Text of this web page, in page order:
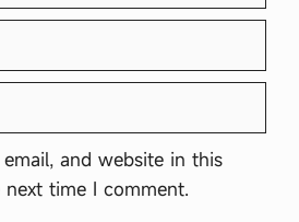
and website in this
time I comment.